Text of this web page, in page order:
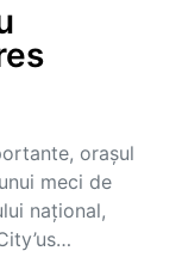
oraşul
meci de
naţional,